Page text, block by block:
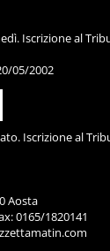
Iscrizione al
05/2002
Iscrizione al
Aosta
0165/1820141